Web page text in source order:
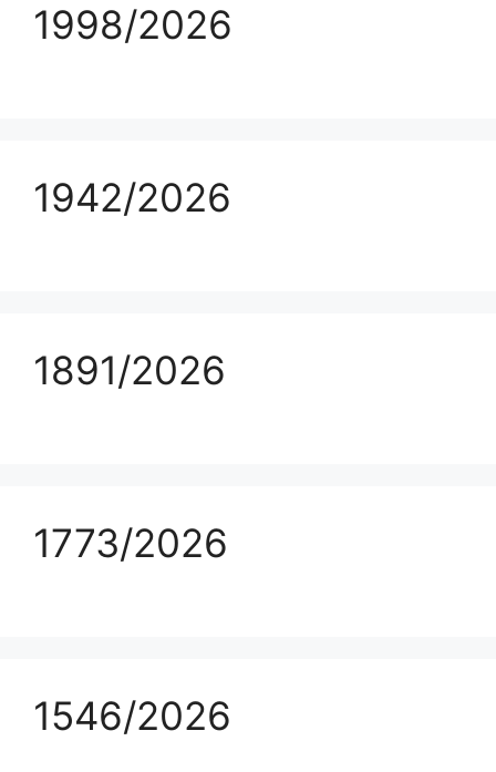
1998/2026
1942/2026
1891/2026
1773/2026
1546/2026